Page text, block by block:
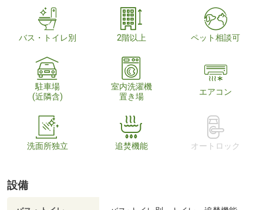
バス・トイレ別 2階以上 ペット相談可
駐車場
(近隣含)
室内洗濯機
置き場
エアコン
洗面所独立 追焚機能 オートロック
設備